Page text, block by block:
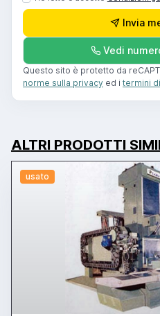
Invia
Vedi
Questo sito è protetto da
norme sulla privacy ed i termini
ALTRI PRODOTTI
usato